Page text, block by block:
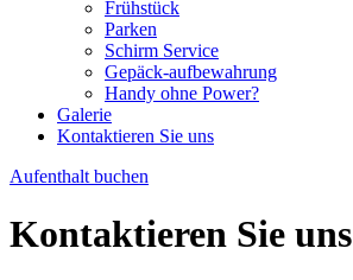
Frühstück
Parken
Schirm Service
Gepäck-aufbewahrung
Handy ohne Power?
Galerie
Kontaktieren Sie uns
Aufenthalt buchen
Kontaktieren Sie uns